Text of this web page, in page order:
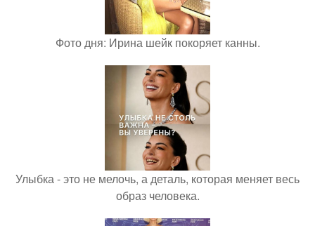
Фото дня: Ирина шейк покоряет канны.
Улыбка - это не мелочь, а деталь, которая меняет весь
образ человека.